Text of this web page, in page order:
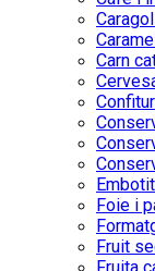
Carn
Foie i
Fruit